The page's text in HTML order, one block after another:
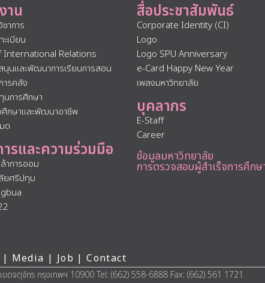
าน
าการ
เบียน
International Relations
นและพัฒนาการเรียนการสอน
ารคลัง
นการศึกษา
กษาและพัฒนาอาชีพ
ด
ารและความร่วมมือ
าการออม
ยศรีปทุม
สื่อประชาสัมพันธ์
Corporate Identity (CI)
Logo
Logo SPU Anniversary
e-Card Happy New Year
เพลงมหาวิทยาลัย
บุคลากร
E-Staff
Career
ข้อมูลมหาวิทยาลัย
การตรวจสอบผู้สำเร็จการศึกษ
Media | Job |Contact
ตจตุจักร กรุงเทพฯ 10900 Tel: (662) 558-6888 Fax: (662) 561 1721